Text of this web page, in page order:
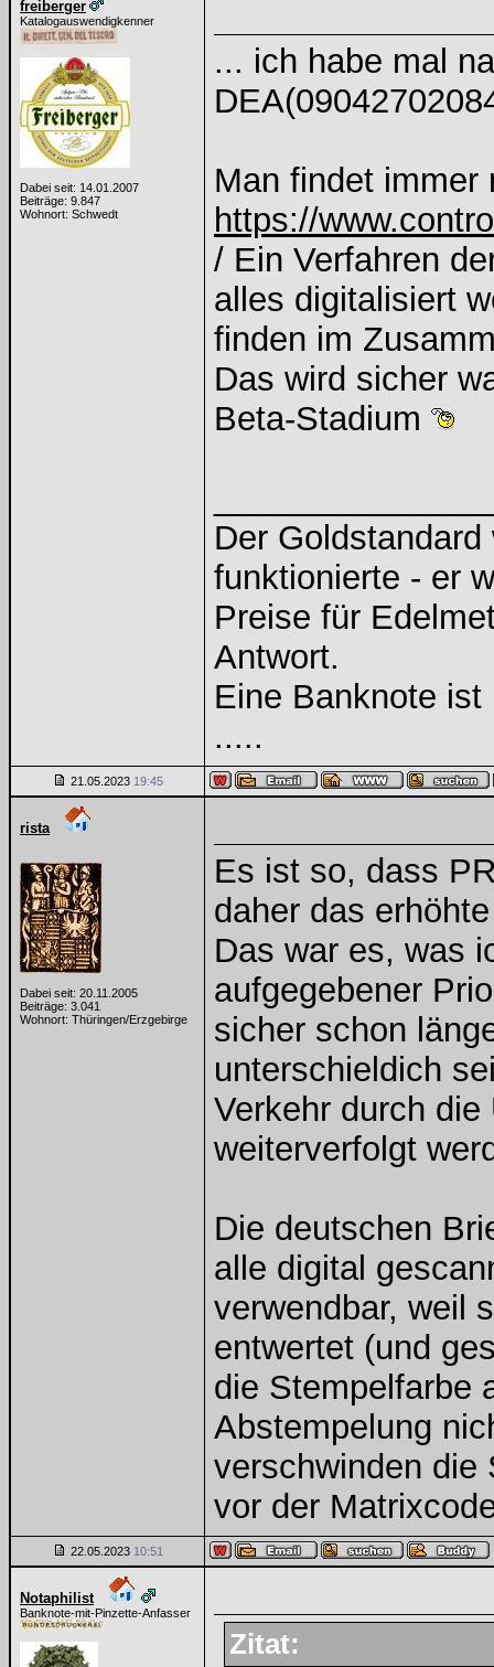
freiberger
Katalogauswendigkenner
Dabei seit: 14.01.2007
Beiträge: 9.847
Wohnort: Schwedt
... ich habe mal
Man findet immer
https://
/ Ein Verfahren
alles digitalisiert
finden im
Das wird sicher
Beta-Stadium
Der
funktionierte - er
Preise für
Antwort.
Eine Banknote
.....
21.05.2023 19:45
rista
Dabei seit: 20.11.2005
Beiträge: 3.041
Wohnort: Thüringen/Erzgebirge
Es ist so, dass
daher das
Das war es, was
aufgegebener
sicher schon
unterschieldich
Verkehr durch
weiterverfolgt
Die deutschen
alle digital
verwendbar, weil
entwertet (und
die Stempelfarbe
Abstempelung
verschwinden die
vor der
22.05.2023 10:51
Notaphilist
Banknote-mit-Pinzette-Anfasser
Zitat: